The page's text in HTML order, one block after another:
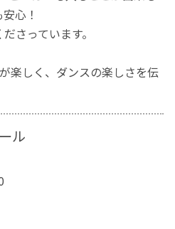
心！
さっています。
楽しく、ダンスの楽しさを伝
ル